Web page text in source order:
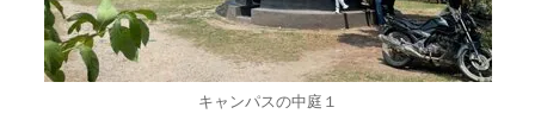
キャンパスの中庭１